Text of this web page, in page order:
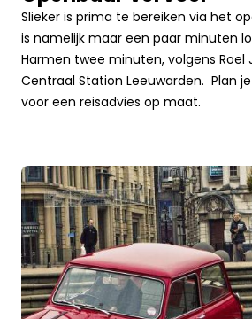
Slieker is prima te bereiken via het
is namelijk maar een paar minuten
Harmen twee minuten, volgens
Centraal Station Leeuwarden. Plan
voor een reisadvies op maat.